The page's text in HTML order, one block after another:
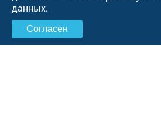
данных.
Согласен